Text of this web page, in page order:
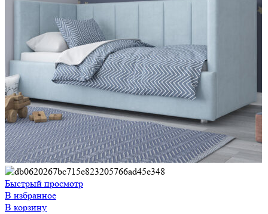
Быстрый просмотр
В избранное
В корзину